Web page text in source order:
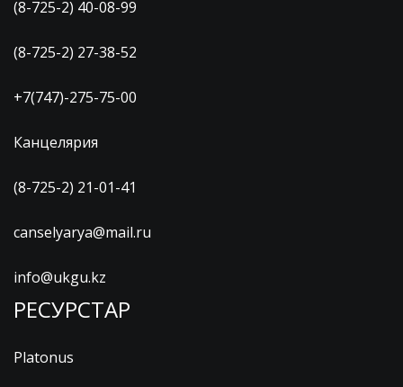
(8-725-2) 40-08-99
(8-725-2) 27-38-52
+7(747)-275-75-00
Канцелярия
(8-725-2) 21-01-41
canselyarya@mail.ru
info@ukgu.kz
РЕСУРСТАР
Platonus